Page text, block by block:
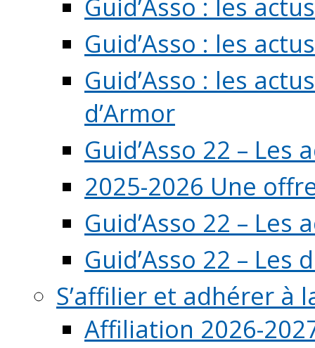
Guid’Asso : les
Guid’Asso : les
Guid’Asso : les
d’Armor
Guid’Asso 22 – Les
2025-2026 Une
Guid’Asso 22 –
Guid’Asso 22 – Les
S’affilier et adhérer à
Affiliation 2026-